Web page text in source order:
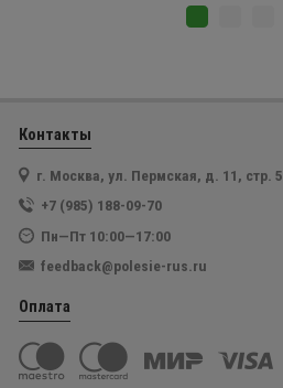
Контакты
г. Москва, ул. Пермская, д. 11, стр. 5
+7 (985) 188-09-70
Пн—Пт 10:00—17:00
feedback@polesie-rus.ru
Оплата